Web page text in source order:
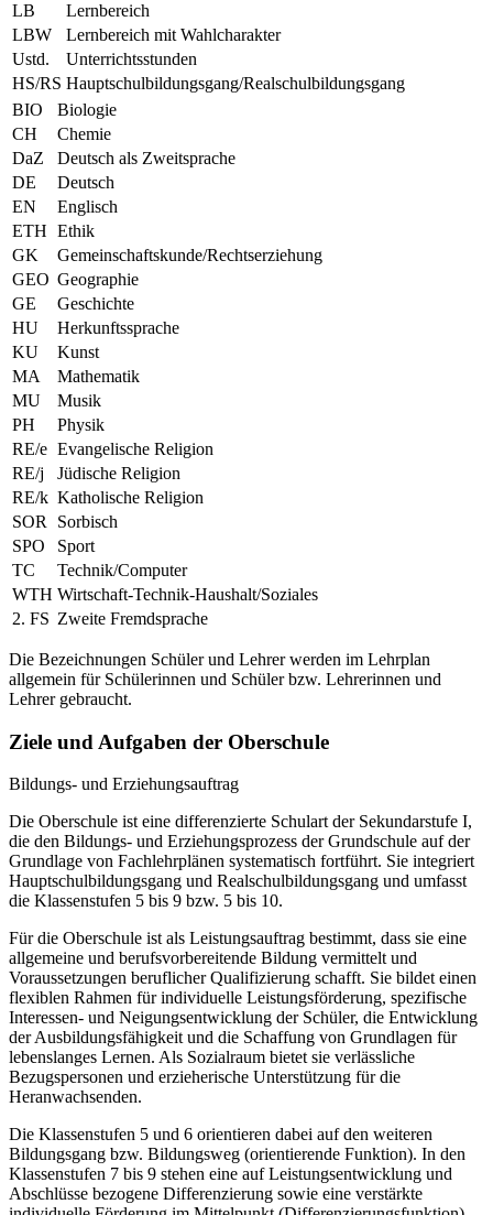
LB
Lernbereich
LBW
Lernbereich mit Wahlcharakter
Ustd.
Unterrichtsstunden
HS/RS Hauptschulbildungsgang/Realschulbildungsgang
BIO
Biologie
CH
Chemie
DaZ
Deutsch als Zweitsprache
DE
Deutsch
EN
Englisch
ETH Ethik
GK
Gemeinschaftskunde/Rechtserziehung
GEO Geographie
GE
Geschichte
HU
Herkunftssprache
KU
Kunst
MA
Mathematik
MU
Musik
PH
Physik
RE/e Evangelische Religion
RE/j
Jüdische Religion
RE/k Katholische Religion
SOR
Sorbisch
SPO
Sport
TC
Technik/Computer
WTH Wirtschaft-Technik-Haushalt/Soziales
2. FS Zweite Fremdsprache
Die Bezeichnungen Schüler und Lehrer werden im Lehrplan
allgemein für Schülerinnen und Schüler bzw. Lehrerinnen und
Lehrer gebraucht.
Ziele und Aufgaben der Oberschule
Bildungs- und Erziehungsauftrag
Die Oberschule ist eine differenzierte Schulart der Sekundarstufe I,
die den Bildungs- und Erziehungsprozess der Grundschule auf der
Grundlage von Fachlehrplänen systematisch fortführt. Sie integriert
Hauptschulbildungsgang und Realschulbildungsgang und umfasst
die Klassenstufen 5 bis 9 bzw. 5 bis 10.
Für die Oberschule ist als Leistungsauftrag bestimmt, dass sie eine
allgemeine und berufsvorbereitende Bildung vermittelt und
Voraussetzungen beruflicher Qualifizierung schafft. Sie bildet einen
flexiblen Rahmen für individuelle Leistungsförderung, spezifische
Interessen- und Neigungsentwicklung der Schüler, die Entwicklung
der Ausbildungsfähigkeit und die Schaffung von Grundlagen für
lebenslanges Lernen. Als Sozialraum bietet sie verlässliche
Bezugspersonen und erzieherische Unterstützung für die
Heranwachsenden.
Die Klassenstufen 5 und 6 orientieren dabei auf den weiteren
Bildungsgang bzw. Bildungsweg (orientierende Funktion). In den
Klassenstufen 7 bis 9 stehen eine auf Leistungsentwicklung und
Abschlüsse bezogene Differenzierung sowie eine verstärkte